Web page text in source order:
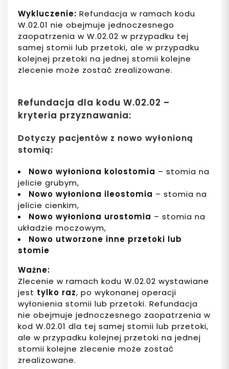
Wykluczenie: Refundacja w ramach kodu
W.02.01 nie obejmuje jednoczesnego
zaopatrzenia w W.02.02 w przypadku tej
samej stomii lub przetoki, ale w przypadku
kolejnej przetoki na jednej stomii kolejne
zlecenie może zostać zrealizowane.
Refundacja dla kodu W.02.02 –
kryteria przyznawania:
Dotyczy pacjentów z nowo wyłonioną
stomią:
Nowo wyłoniona kolostomia – stomia na
jelicie grubym,
Nowo wyłoniona ileostomia – stomia na
jelicie cienkim,
Nowo wyłoniona urostomia – stomia na
układzie moczowym,
Nowo utworzone inne przetoki lub
stomie
Ważne:
Zlecenie w ramach kodu W.02.02 wystawiane
jest tylko raz, po wykonanej operacji
wyłonienia stomii lub przetoki. Refundacja
nie obejmuje jednoczesnego zaopatrzenia w
kod W.02.01 dla tej samej stomii lub przetoki,
ale w przypadku kolejnej przetoki na jednej
stomii kolejne zlecenie może zostać
zrealizowane.